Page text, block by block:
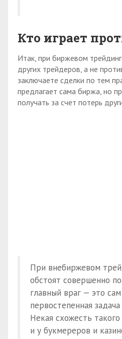
Кто играет
Итак, при биржевом
других трейдеров, а не
заключаете сделки по тем
предлагает сама биржа, но
получать за счет потерь
При внебиржевом
обстоят совершенно
главный враг — это
первостепенная
Некая схожесть
и у букмереров и